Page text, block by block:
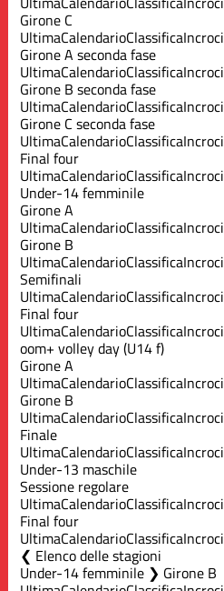
Girone C
UltimaCalendarioClassificaIncroci
Girone A seconda fase
UltimaCalendarioClassificaIncroci
Girone B seconda fase
UltimaCalendarioClassificaIncroci
Girone C seconda fase
UltimaCalendarioClassificaIncroci
Final four
UltimaCalendarioClassificaIncroci
Under-14 femminile
Girone A
UltimaCalendarioClassificaIncroci
Girone B
UltimaCalendarioClassificaIncroci
Semifinali
UltimaCalendarioClassificaIncroci
Final four
UltimaCalendarioClassificaIncroci
oom+ volley day (U14 f)
Girone A
UltimaCalendarioClassificaIncroci
Girone B
UltimaCalendarioClassificaIncroci
Finale
UltimaCalendarioClassificaIncroci
Under-13 maschile
Sessione regolare
UltimaCalendarioClassificaIncroci
Final four
UltimaCalendarioClassificaIncroci
Elenco delle stagioni
Under-14 femminile ❯ Girone B